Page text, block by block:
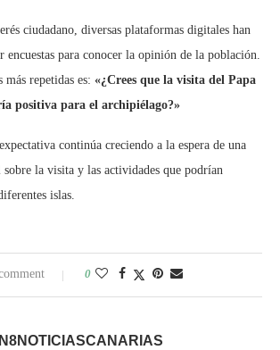
ciudadano, diversas plataformas digitales han
encuestas para conocer la opinión de la población.
más repetidas es: «¿Crees que la visita del Papa
positiva para el archipiélago?»
continúa creciendo a la espera de una
la visita y las actividades que podrían
islas.
0